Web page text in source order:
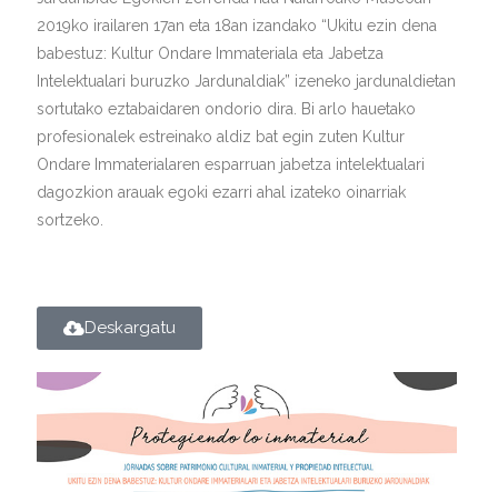
Kontaktua | Contacto
2019ko irailaren 17an eta 18an izandako “Ukitu ezin dena
babestuz: Kultur Ondare Immateriala eta Jabetza
Intelektualari buruzko Jardunaldiak” izeneko jardunaldietan
sortutako eztabaidaren ondorio dira. Bi arlo hauetako
profesionalek estreinako aldiz bat egin zuten Kultur
Ondare Immaterialaren esparruan jabetza intelektualari
dagozkion arauak egoki ezarri ahal izateko oinarriak
sortzeko.
Deskargatu